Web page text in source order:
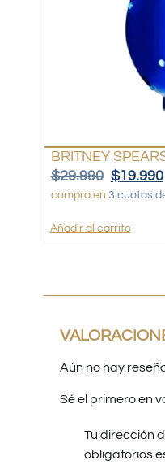
BRITNEY
$29.990 $19.990
compra en 3 cuotas
Añadir al carrito
Aún no hay
Sé el primero en
Tu dirección
obligatorios